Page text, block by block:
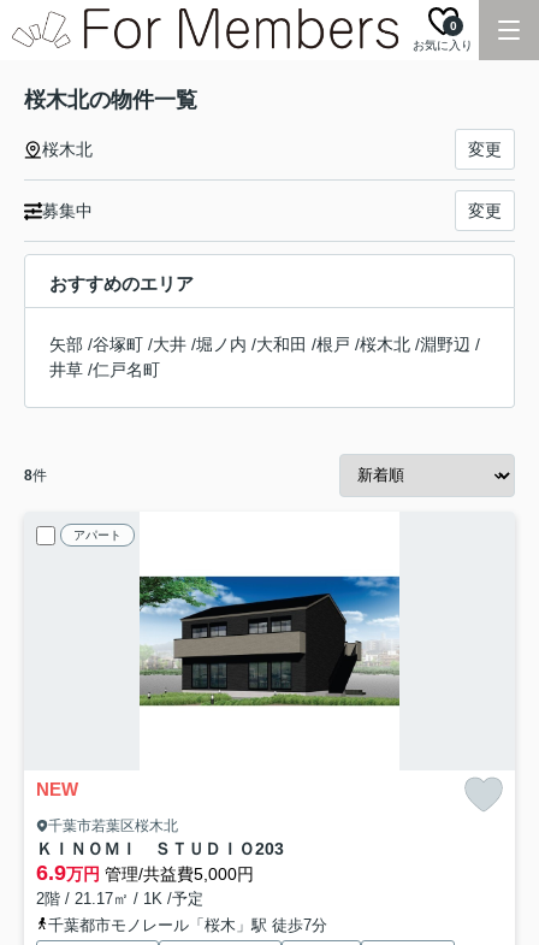
お気に入り
0
桜木北の物件一覧
桜木北 変更
募集中 変更
おすすめのエリア
矢部 /谷塚町 /大井 /堀ノ内 /大和田 /根戸 /桜木北 /淵野辺 /
井草 /仁戸名町
8件
アパート
NEW
千葉市若葉区桜木北
ＫＩＮＯＭＩ ＳＴＵＤＩＯ203
6.9万円 管理/共益費5,000円
2階 / 21.17㎡ / 1K /予定
千葉都市モノレール「桜木」駅 徒歩7分